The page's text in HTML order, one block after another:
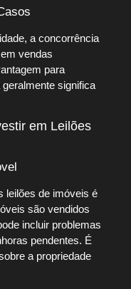
a concorrência
vendas
para
significa
em Leilões
leilões de imóveis é
são vendidos
incluir problemas
pendentes. É
a propriedade